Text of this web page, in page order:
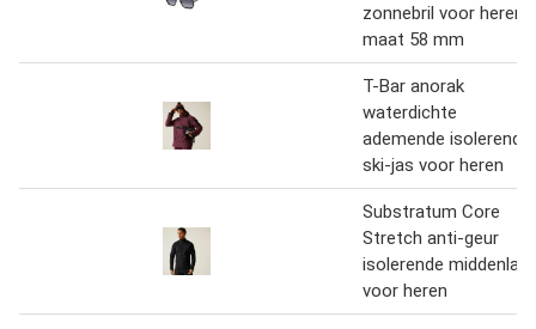
zonnebril voor heren,
maat 58 mm
T-Bar anorak
waterdichte
ademende isolerende
ski-jas voor heren
Substratum Core
Stretch anti-geur
isolerende
voor heren